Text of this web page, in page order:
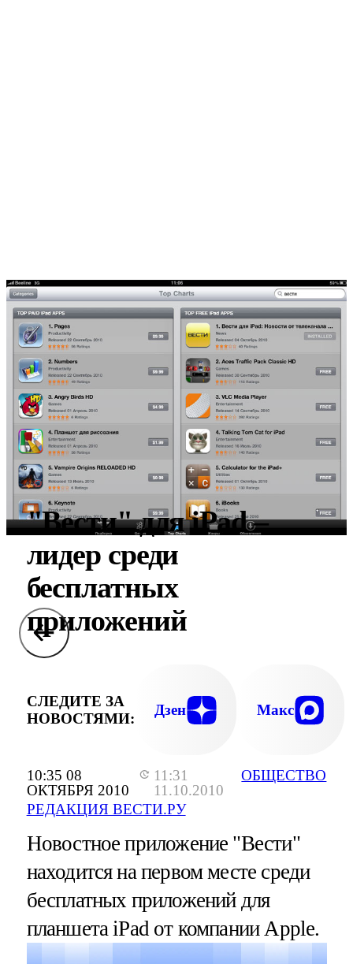
10:35 08
ОКТЯБРЯ 2010
11:31
11.10.2010
РЕДАКЦИЯ ВЕСТИ.РУ
ОБЩЕСТВО
"Вести" для iPad –
лидер среди
бесплатных
приложений
СЛЕДИТЕ ЗА
НОВОСТЯМИ:
Дзен Макс
Новостное приложение "Вести"
находится на первом месте среди
бесплатных приложений для
планшета iPad от компании Apple.